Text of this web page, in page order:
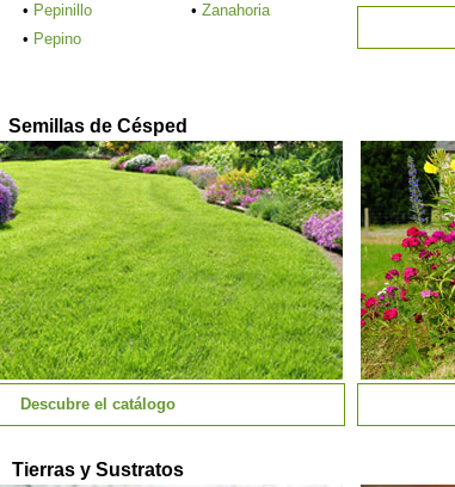
• Pepinillo
• Pepino
•Zanahoria
Semillas de Césped
Descubre el catálogo
Tierras y Sustratos